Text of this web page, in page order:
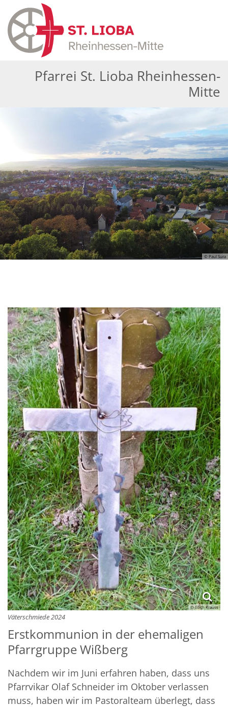
Zum Inhalt springen
Pfarrei St. Lioba Rheinhessen-
Mitte
© Paul Sura
© Edith Krauss
Väterschmiede 2024
Erstkommunion in der ehemaligen
Pfarrgruppe Wißberg
Nachdem wir im Juni erfahren haben, dass uns
Pfarrvikar Olaf Schneider im Oktober verlassen
muss, haben wir im Pastoralteam überlegt, dass